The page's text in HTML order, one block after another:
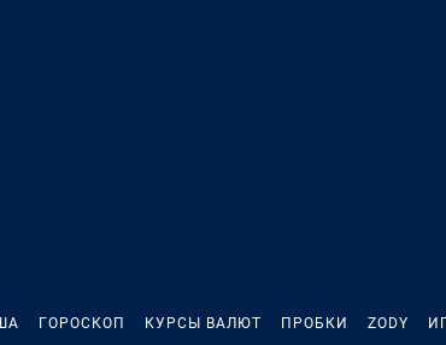
ГОРОСКОП КУРСЫ ВАЛЮТ ПРОБКИ ZODY